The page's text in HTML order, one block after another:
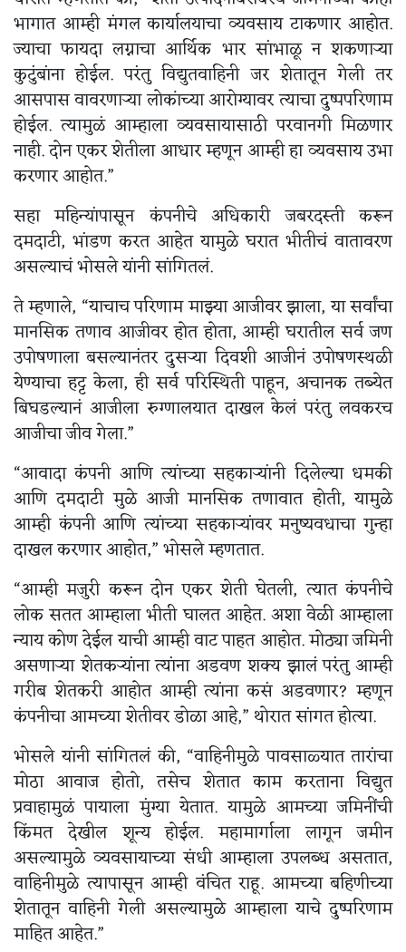
भागात आम्ही मंगल कार्यालयाचा व्यवसाय टाकणार आहोत.
ज्याचा फायदा लग्नाचा आर्थिक भार सांभाळू न शकणाऱ्या
कुटुंबांना होईल. परंतु विद्युतवाहिनी जर शेतातून गेली तर
आसपास वावरणाऱ्या लोकांच्या आरोग्यावर त्याचा दुष्पपरिणाम
होईल. त्यामुळं आम्हाला व्यवसायासाठी परवानगी मिळणार
नाही. दोन एकर शेतीला आधार म्हणून आम्ही हा व्यवसाय उभा
करणार आहोत.”
सहा महिन्यांपासून कंपनीचे अधिकारी जबरदस्ती करून
दमदाटी, भांडण करत आहेत यामुळे घरात भीतीचं वातावरण
असल्याचं भोसले यांनी सांगितलं.
ते म्हणाले, “याचाच परिणाम माझ्या आजीवर झाला, या सर्वांचा
मानसिक तणाव आजीवर होत होता, आम्ही घरातील सर्व जण
उपोषणाला बसल्यानंतर दुसऱ्या दिवशी आजीनं उपोषणस्थळी
येण्याचा हट्ट केला, ही सर्व परिस्थिती पाहून, अचानक तब्येत
बिघडल्यानं आजीला रुग्णालयात दाखल केलं परंतु लवकरच
आजीचा जीव गेला.”
“आवादा कंपनी आणि त्यांच्या सहकाऱ्यांनी दिलेल्या धमकी
आणि दमदाटी मुळे आजी मानसिक तणावात होती, यामुळे
आम्ही कंपनी आणि त्यांच्या सहकाऱ्यांवर मनुष्यवधाचा गुन्हा
दाखल करणार आहोत,” भोसले म्हणतात.
“आम्ही मजुरी करून दोन एकर शेती घेतली, त्यात कंपनीचे
लोक सतत आम्हाला भीती घालत आहेत. अशा वेळी आम्हाला
न्याय कोण देईल याची आम्ही वाट पाहत आहोत. मोठ्या जमिनी
असणाऱ्या शेतकऱ्यांना त्यांना अडवण शक्य झालं परंतु आम्ही
गरीब शेतकरी आहोत आम्ही त्यांना कसं अडवणार? म्हणून
कंपनीचा आमच्या शेतीवर डोळा आहे,” थोरात सांगत होत्या.
भोसले यांनी सांगितलं की, “वाहिनीमुळे पावसाळ्यात तारांचा
मोठा आवाज होतो, तसेच शेतात काम करताना विद्युत
प्रवाहामुळं पायाला मुंग्या येतात. यामुळे आमच्या जमिनींची
किंमत देखील शून्य होईल. महामार्गाला लागून जमीन
असल्यामुळे व्यवसायाच्या संधी आम्हाला उपलब्ध असतात,
वाहिनीमुळे त्यापासून आम्ही वंचित राहू. आमच्या बहिणीच्या
शेतातून वाहिनी गेली असल्यामुळे आम्हाला याचे दुष्परिणाम
माहित आहेत.”